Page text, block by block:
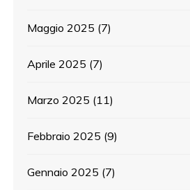
Maggio 2025 (7)
Aprile 2025 (7)
Marzo 2025 (11)
Febbraio 2025 (9)
Gennaio 2025 (7)